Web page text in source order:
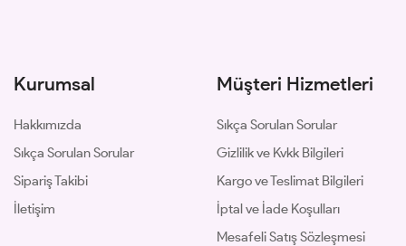
Kurumsal
Hakkımızda
Sıkça Sorulan Sorular
Sipariş Takibi
İletişim
Müşteri Hizmetleri
Sıkça Sorulan Sorular
Gizlilik ve Kvkk Bilgileri
Kargo ve Teslimat Bilgileri
İptal ve İade Koşulları
Mesafeli Satış Sözleşmesi